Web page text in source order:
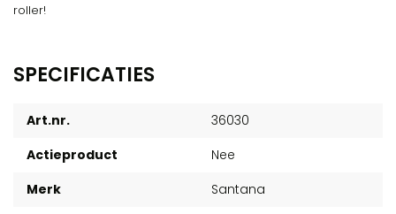
roller!
SPECIFICATIES
Art.nr.
36030
Actieproduct
Nee
Merk
Santana